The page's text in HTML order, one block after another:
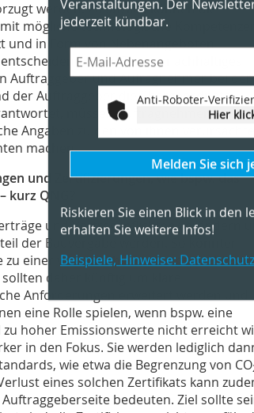
werden. Zusätzlich können die
mögliche technologische Kompetenzen
und in Form von Nebenangeboten
beim Thema nachhaltiges
Auftraggeber und Aufragnehmer bei der
der Auftraggeber die übergeordnete
müssen Auftragnehmer
Angaben zu den von ihnen verursachten
machen.
und Zertifizierungen, wie bspw. das
QNG?
und Vertragspflichten verändern
der Bauvergabe werden. So könnten
zu einer wesentlichen Auftragspflicht des
daher künftig um klare
Anforderungen erweitert werden und
eine Rolle spielen, wenn bspw. eine
hoher Emissionswerte nicht erreicht
in den Fokus. Sie werden lediglich
wie etwa die Begrenzung von CO
eines solchen Zertifikats kann
bedeuten. Ziel sollte
jederzeit kündbar.
Anti-Roboter-
Hier
Melden Sie sich
Riskieren Sie einen Blick in den
erhalten Sie weitere Infos!
Beispiele, Hinweise: